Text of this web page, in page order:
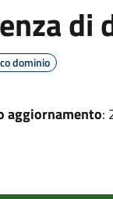
di
dominio
aggiornamento: